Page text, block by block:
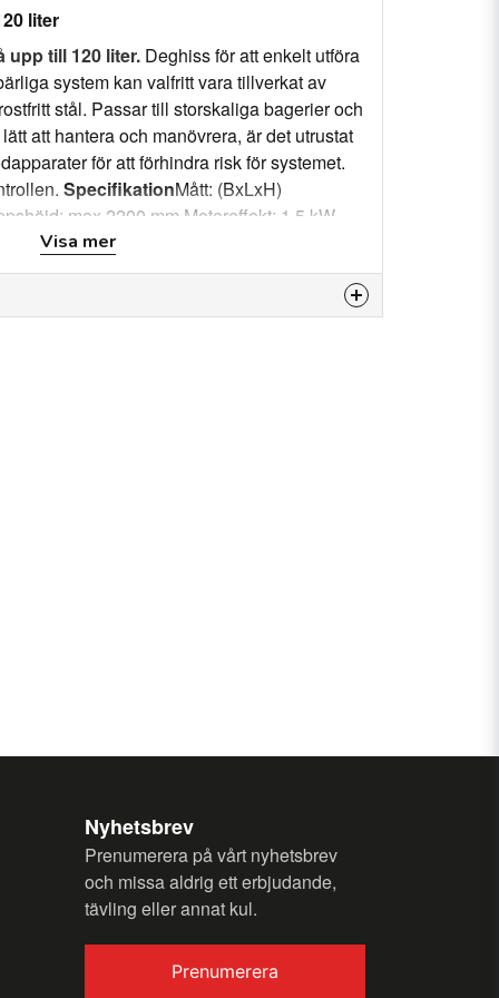
liter
upp till 120 liter. Deghiss för att enkelt utföra
system kan valfritt vara tillverkat av
stål. Passar till storskaliga bagerier och
att hantera och manövrera, är det utrustat
för att förhindra risk för systemet.
SpecifikationMått: (BxLxH)
max 2200 mm Motoreffekt: 1,5 kW
Visa mer
Nyhetsbrev
Prenumerera på vårt nyhetsbrev
och missa aldrig ett erbjudande,
tävling eller annat kul.
Prenumerera